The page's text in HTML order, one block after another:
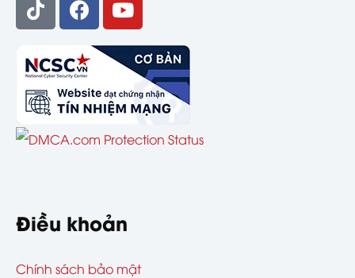
Điều khoản
Chính sách bảo mật